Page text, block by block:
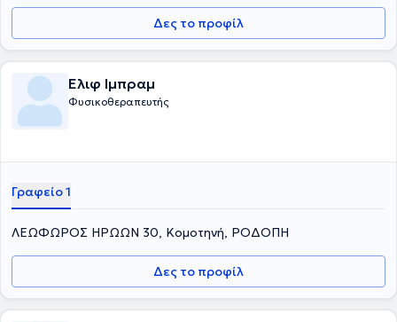
Δες το προφίλ
Ελιφ Ιμπραμ
Φυσικοθεραπευτής
Γραφείο 1
ΛΕΩΦΩΡΟΣ ΗΡΩΩΝ 30, Κομοτηνή, ΡΟΔΟΠΗ
Δες το προφίλ